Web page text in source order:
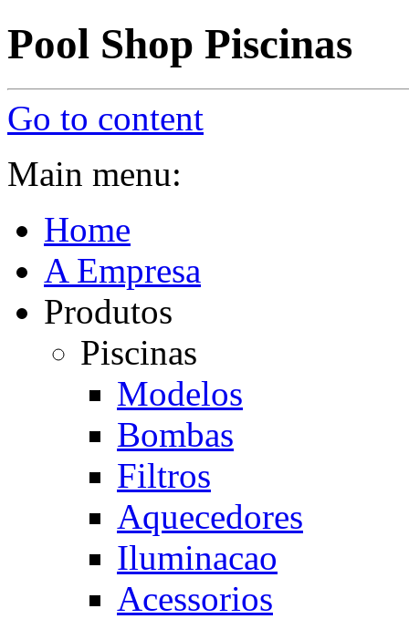
Pool Shop Piscinas
Go to content
Main menu:
Home
A Empresa
Produtos
Piscinas
Modelos
Bombas
Filtros
Aquecedores
Iluminacao
Acessorios